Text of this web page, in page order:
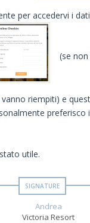
per accedervi i
(se
riempiti) e
preferisco
utile.
Andrea
Victoria Resort